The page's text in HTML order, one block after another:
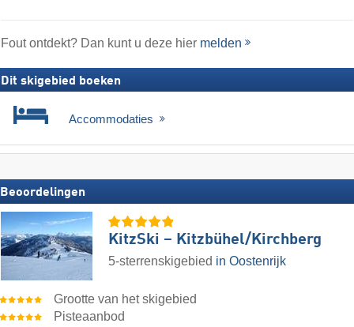
Fout ontdekt? Dan kunt u deze hier melden
Dit skigebied boeken
Accommodaties
Beoordelingen
KitzSki – Kitzbühel/​Kirchberg
5-sterrenskigebied in Oostenrijk
Grootte van het skigebied
Pisteaanbod